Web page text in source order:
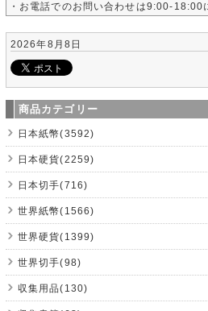
・お電話でのお問い合わせは9:00-18:00
2026年8月8日
商品カテゴリー
日本紙幣(3592)
日本硬貨(2259)
日本切手(716)
世界紙幣(1566)
世界硬貨(1399)
世界切手(98)
収集用品(130)